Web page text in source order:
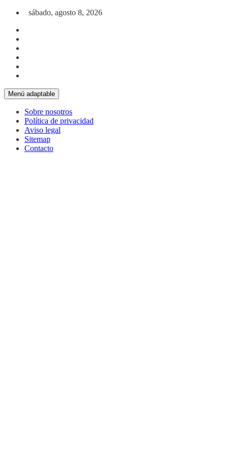
Saltar al contenido
sábado, agosto 8, 2026
Menú adaptable
Sobre nosotros
Política de privacidad
Aviso legal
Sitemap
Contacto